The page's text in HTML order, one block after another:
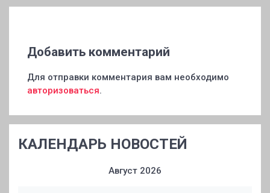
Добавить комментарий
Для отправки комментария вам необходимо
авторизоваться.
КАЛЕНДАРЬ НОВОСТЕЙ
Август 2026